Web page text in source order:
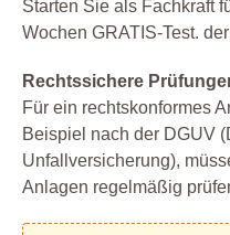
Starten Sie als Fachkraft
Wochen GRATIS-Test.
Rechtssichere
Für ein rechtskonformes
Beispiel nach der DGUV
Unfallversicherung),
Anlagen regelmäßig